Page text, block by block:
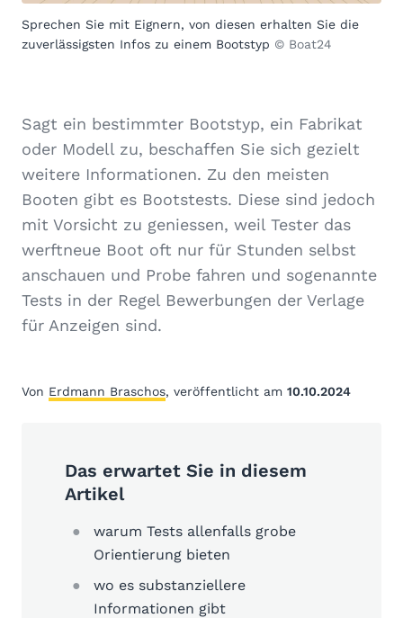
Sprechen Sie mit Eignern, von diesen erhalten Sie die
zuverlässigsten Infos zu einem Bootstyp © Boat24
Sagt ein bestimmter Bootstyp, ein Fabrikat
oder Modell zu, beschaffen Sie sich gezielt
weitere Informationen. Zu den meisten
Booten gibt es Bootstests. Diese sind jedoch
mit Vorsicht zu geniessen, weil Tester das
werftneue Boot oft nur für Stunden selbst
anschauen und Probe fahren und sogenannte
Tests in der Regel Bewerbungen der Verlage
für Anzeigen sind.
Von Erdmann Braschos, veröffentlicht am 10.10.2024
Das erwartet Sie in diesem
Artikel
warum Tests allenfalls grobe
Orientierung bieten
wo es substanziellere
Informationen gibt